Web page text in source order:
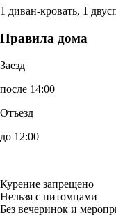
1 диван-кровать, 1
Правила дома
Заезд
после 14:00
Отъезд
до 12:00
Курение запрещено
Нельзя с питомцами
Без вечеринок и